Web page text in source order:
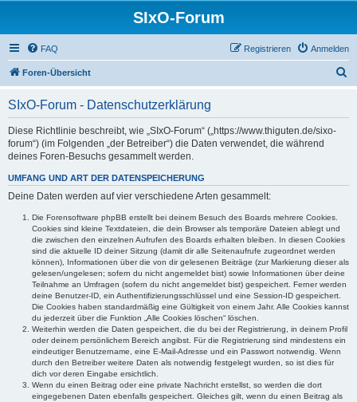
SIxO-Forum
FAQ Anmelden
Registrieren
Foren-Übersicht
SIxO-Forum - Datenschutzerklärung
Diese Richtlinie beschreibt, wie „SIxO-Forum“ („https://www.thiguten.de/sixo-
forum“) (im Folgenden „der Betreiber“) die Daten verwendet, die während
deines Foren-Besuchs gesammelt werden.
UMFANG UND ART DER DATENSPEICHERUNG
Deine Daten werden auf vier verschiedene Arten gesammelt:
Die Forensoftware phpBB erstellt bei deinem Besuch des Boards mehrere Cookies.
Cookies sind kleine Textdateien, die dein Browser als temporäre Dateien ablegt und
die zwischen den einzelnen Aufrufen des Boards erhalten bleiben. In diesen Cookies
sind die aktuelle ID deiner Sitzung (damit dir alle Seitenaufrufe zugeordnet werden
können), Informationen über die von dir gelesenen Beiträge (zur Markierung dieser als
gelesen/ungelesen; sofern du nicht angemeldet bist) sowie Informationen über deine
Teilnahme an Umfragen (sofern du nicht angemeldet bist) gespeichert. Ferner werden
deine Benutzer-ID, ein Authentifizierungsschlüssel und eine Session-ID gespeichert.
Die Cookies haben standardmäßig eine Gültigkeit von einem Jahr. Alle Cookies kannst
du jederzeit über die Funktion „Alle Cookies löschen“ löschen.
Weiterhin werden die Daten gespeichert, die du bei der Registrierung, in deinem Profil
oder deinem persönlichem Bereich angibst. Für die Registrierung sind mindestens ein
eindeutiger Benutzername, eine E-Mail-Adresse und ein Passwort notwendig. Wenn
durch den Betreiber weitere Daten als notwendig festgelegt wurden, so ist dies für
dich vor deren Eingabe ersichtlich.
Wenn du einen Beitrag oder eine private Nachricht erstellst, so werden die dort
eingegebenen Daten ebenfalls gespeichert. Gleiches gilt, wenn du einen Beitrag als